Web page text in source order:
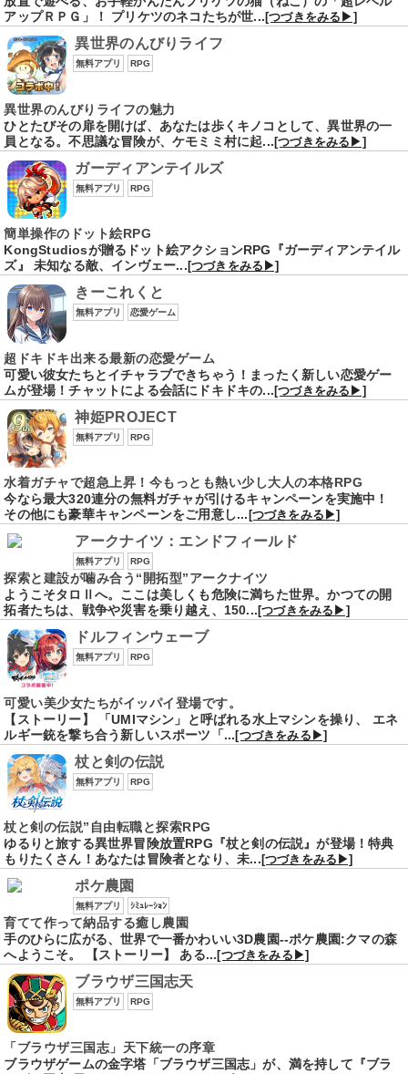
アップＲＰＧ」！ プリケツのネコたちが世...[つづきをみる▶]
異世界のんびりライフ
無料アプリ RPG
異世界のんびりライフの魅力
ひとたびその扉を開けば、あなたは歩くキノコとして、異世界の一
員となる。不思議な冒険が、ケモミミ村に起...[つづきをみる▶]
ガーディアンテイルズ
無料アプリ RPG
簡単操作のドット絵RPG
KongStudiosが贈るドット絵アクションRPG『ガーディアンテイル
ズ』 未知なる敵、インヴェー... [つづきをみる▶]
きーこれくと
無料アプリ 恋愛ゲーム
超ドキドキ出来る最新の恋愛ゲーム
可愛い彼女たちとイチャラブできちゃう！まったく新しい恋愛ゲー
ムが登場！チャットによる会話にドキドキの...[つづきをみる▶]
神姫PROJECT
無料アプリ RPG
水着ガチャで超急上昇！今もっとも熱い少し大人の本格RPG
今なら最大320連分の無料ガチャが引けるキャンペーンを実施中！
その他にも豪華キャンペーンをご用意し... [つづきをみる▶]
アークナイツ：エンドフィールド
無料アプリ RPG
探索と建設が噛み合う“開拓型”アークナイツ
ようこそタロⅡへ。ここは美しくも危険に満ちた世界。かつての開
拓者たちは、戦争や災害を乗り越え、150...[つづきをみる▶]
ドルフィンウェーブ
無料アプリ RPG
可愛い美少女たちがイッパイ登場です。
【ストーリー】 「UMIマシン」と呼ばれる水上マシンを操り、 エネ
ルギー銃を撃ち合う新しいスポーツ「...[つづきをみる▶]
杖と剣の伝説
無料アプリ RPG
杖と剣の伝説”自由転職と探索RPG
ゆるりと旅する異世界冒険放置RPG『杖と剣の伝説』が登場！特典
もりたくさん！あなたは冒険者となり、未... [つづきをみる▶]
ポケ農園
無料アプリ ｼﾐｭﾚｰｼｮﾝ
育てて作って納品する癒し農園
手のひらに広がる、世界で一番かわいい3D農園--ポケ農園:クマの森
へようこそ。 【ストーリー】 ある...[つづきをみる▶]
ブラウザ三国志天
無料アプリ RPG
「ブラウザ三国志」天下統一の序章
ブラウザゲームの金字塔「ブラウザ三国志」が、満を持して『ブラ